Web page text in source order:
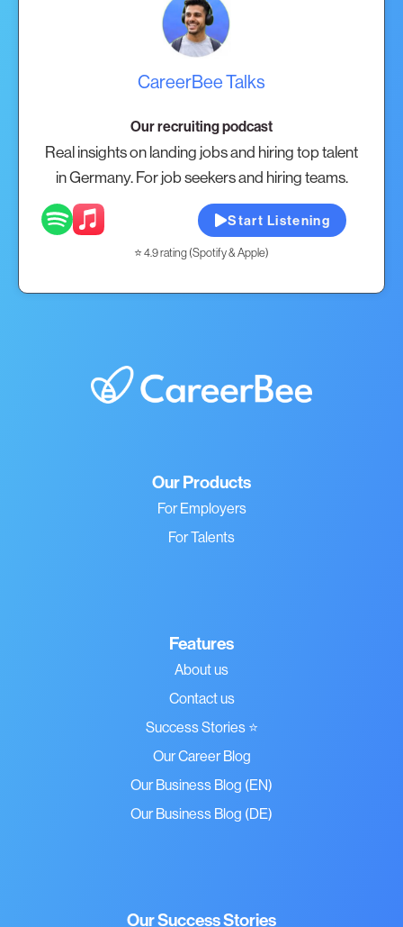
CareerBee Talks
Our recruiting podcast
Real insights on landing jobs and hiring top talent
in Germany. For job seekers and hiring teams.
Start Listening
⭐ 4.9 rating (Spotify & Apple)
Our Products
For Employers
For Talents
Features
About us
Contact us
Success Stories ⭐
Our Career Blog
Our Business Blog (EN)
Our Business Blog (DE)
Our Success Stories